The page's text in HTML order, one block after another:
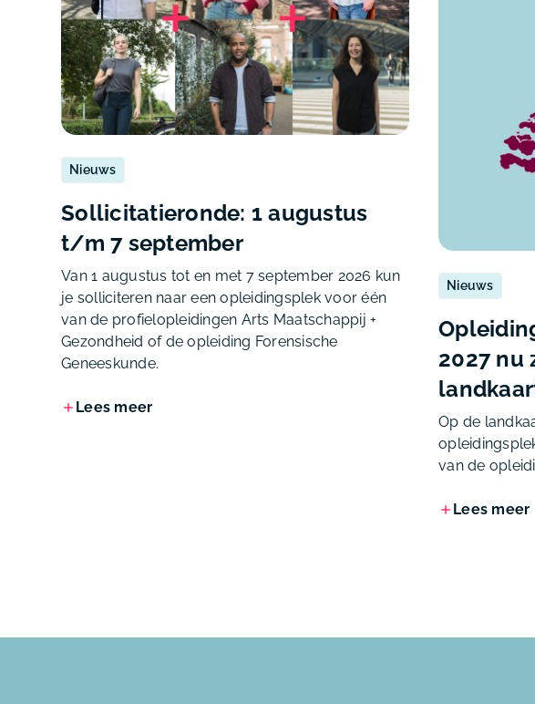
Nieuws
Sollicitatieronde: 1 augustus
t/m 7 september
Van 1 augustus tot en met 7 september 2026 kun
je solliciteren naar een opleidingsplek voor één
van de profielopleidingen Arts Maatschappij +
Gezondheid of de opleiding Forensische
Geneeskunde.
Lees meer
Nieuws
2027 nu
Op de
van de
Lees meer